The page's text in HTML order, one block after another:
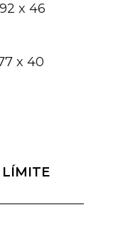
x 46
x 40
LÍMITE